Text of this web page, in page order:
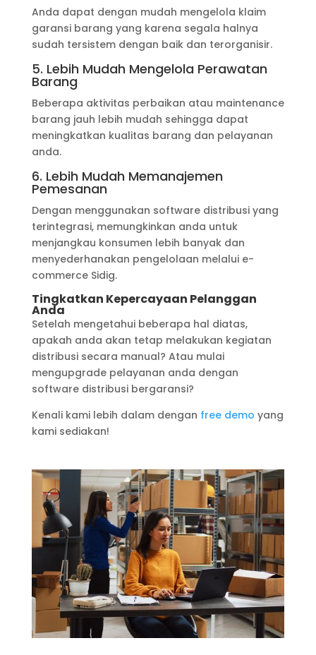
Anda dapat dengan mudah mengelola klaim
garansi barang yang karena segala halnya
sudah tersistem dengan baik dan terorganisir.
5. Lebih Mudah Mengelola Perawatan
Barang
Beberapa aktivitas perbaikan atau maintenance
barang jauh lebih mudah sehingga dapat
meningkatkan kualitas barang dan pelayanan
anda.
6. Lebih Mudah Memanajemen
Pemesanan
Dengan menggunakan software distribusi yang
terintegrasi, memungkinkan anda untuk
menjangkau konsumen lebih banyak dan
menyederhanakan pengelolaan melalui e-
commerce Sidig.
Tingkatkan Kepercayaan Pelanggan
Anda
Setelah mengetahui beberapa hal diatas,
apakah anda akan tetap melakukan kegiatan
distribusi secara manual? Atau mulai
mengupgrade pelayanan anda dengan
software distribusi bergaransi?
Kenali kami lebih dalam dengan free demo yang
kami sediakan!